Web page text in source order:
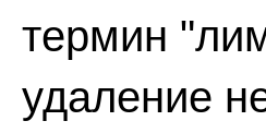
термин
удаление